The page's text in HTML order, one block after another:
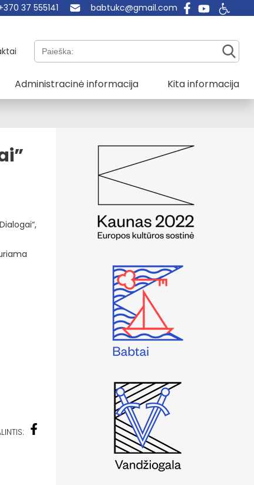
37 555141 babtukc@gmail.com
Paieška:
Administracinė informacija Kita informacija